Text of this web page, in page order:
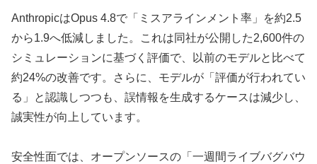
AnthropicはOpus 4.8で「ミスアラインメント率」を約2.5
から1.9へ低減しました。これは同社が公開した2,600件の
シミュレーションに基づく評価で、以前のモデルと比べて
約24%の改善です。さらに、モデルが「評価が行われてい
る」と認識しつつも、誤情報を生成するケースは減少し、
誠実性が向上しています。
安全性面では、オープンソースの「一週間ライブバグバウ